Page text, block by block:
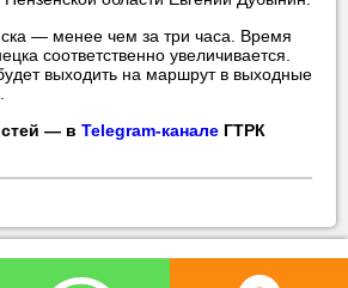
— менее чем за три часа. Время
соответственно увеличивается.
выходить на маршрут в выходные
— в Telegram-канале ГТРК
прислать новость